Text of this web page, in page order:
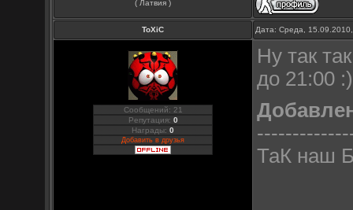
( Латвия )
ToXiC Дата: Среда,
Сообщений: 21
Репутация: 0
Награды:0
Добавить в друзья
Ну так
до 21:00 :)
ТаК наш